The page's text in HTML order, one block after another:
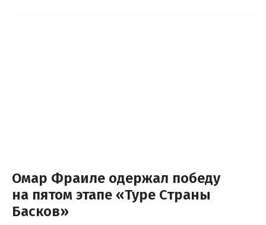
Омар Фраиле одержал победу
на пятом этапе «Туре Страны
Басков»